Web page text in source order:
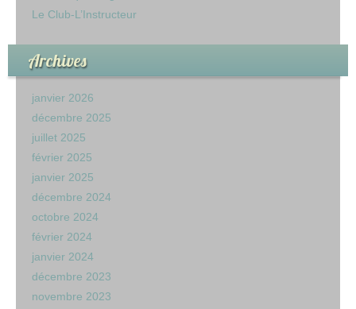
Le Club-L’Instructeur
Archives
janvier 2026
décembre 2025
juillet 2025
février 2025
janvier 2025
décembre 2024
octobre 2024
février 2024
janvier 2024
décembre 2023
novembre 2023